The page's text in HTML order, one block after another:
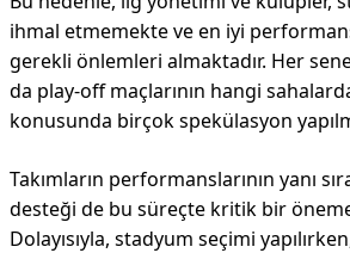
ihmal etmemekte ve en iyi
gerekli önlemleri almaktadır. Her
da play-off maçlarının hangi
konusunda birçok spekülasyon
Takımların performanslarının yanı
desteği de bu süreçte kritik bir
Dolayısıyla, stadyum seçimi